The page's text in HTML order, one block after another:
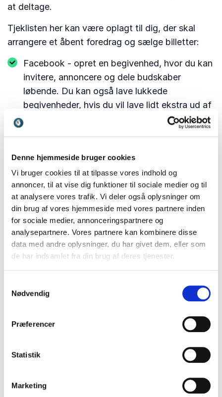
Denne hjemmeside bruger cookies
Vi bruger cookies til at tilpasse vores indhold og
annoncer, til at vise dig funktioner til sociale medier og til
at analysere vores trafik. Vi deler også oplysninger om
din brug af vores hjemmeside med vores partnere inden
for sociale medier, annonceringspartnere og
analysepartnere. Vores partnere kan kombinere disse
data med andre oplysninger, du har givet dem, eller som
de har indsamlet fra din brug af deres tjenester.
Nødvendig
Præferencer
Statistik
Marketing
at deltage.
Tjeklisten her kan være oplagt til dig, der skal
arrangere et åbent foredrag og sælge billetter:
Facebook - opret en begivenhed, hvor du kan
invitere, annoncere og dele budskaber
løbende. Du kan også lave lukkede
begivenheder, hvis du vil lave lidt ekstra ud af
Nyhedsbreve og mails - dette er stadig en af
de mest effektive måder til både at bringe
folk til et arrangement og at få dem til at
huske faktisk at dukke op
Kontakt til afholdelsesstedet som også har
netværk
Bed partnere om at sprede budskabet
Benyt sider som www.kultunaut.dkog
Kontakt til lokale medier - trykte, radio og